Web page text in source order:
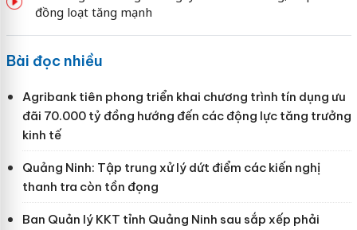
đồng loạt tăng mạnh
Bài đọc nhiều
Agribank tiên phong triển khai chương trình tín dụng ưu
đãi 70.000 tỷ đồng hướng đến các động lực tăng trưởng
kinh tế
Quảng Ninh: Tập trung xử lý dứt điểm các kiến nghị
thanh tra còn tồn đọng
Ban Quản lý KKT tỉnh Quảng Ninh sau sắp xếp phải